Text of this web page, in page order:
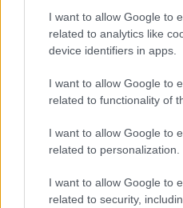
I want to allow Google to
related to analytics like
device identifiers in apps.
I want to allow Google to
related to functionality of
I want to allow Google to
related to personalization.
I want to allow Google to
related to security,
Nem
életét az
Trumpék
zsidózó